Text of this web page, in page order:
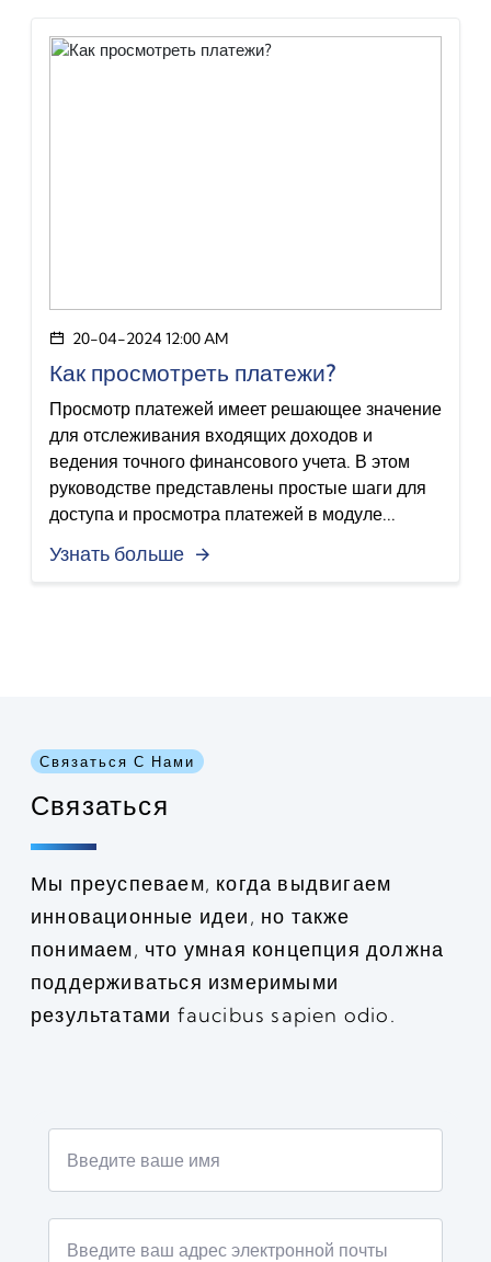
20-04-2024 12:00 AM
Как просмотреть платежи?
Просмотр платежей имеет решающее значение
для отслеживания входящих доходов и
ведения точного финансового учета. В этом
руководстве представлены простые шаги для
доступа и просмотра платежей в модуле...
Узнать больше
Связаться С Нами
Связаться
Мы преуспеваем, когда выдвигаем
инновационные идеи, но также
понимаем, что умная концепция должна
поддерживаться измеримыми
результатами faucibus sapien odio.